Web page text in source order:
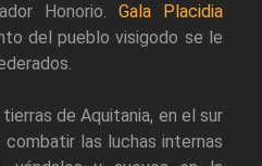
Honorio. Gala Placidia
del pueblo visigodo se le
de Aquitania, en el sur
combatir las luchas internas